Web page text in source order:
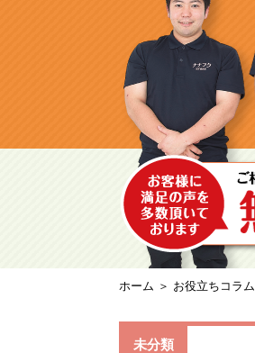
ホーム ＞ お役立ちコラム
未分類